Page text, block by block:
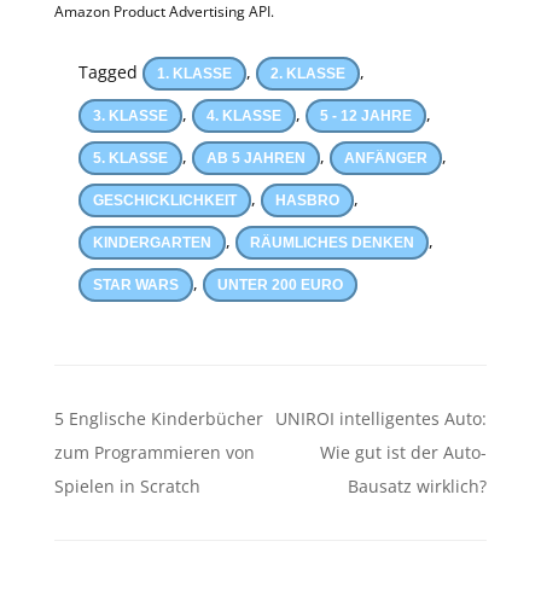
Amazon Product Advertising API.
Tagged 1. KLASSE , 2. KLASSE ,
3. KLASSE , 4. KLASSE , 5 - 12 JAHRE ,
5. KLASSE , AB 5 JAHREN , ANFÄNGER ,
GESCHICKLICHKEIT , HASBRO ,
KINDERGARTEN , RÄUMLICHES DENKEN ,
STAR WARS , UNTER 200 EURO
Beitragsnavigation
5 Englische Kinderbücher
zum Programmieren von
Spielen in Scratch
UNIROI intelligentes Auto:
Wie gut ist der Auto-
Bausatz wirklich?